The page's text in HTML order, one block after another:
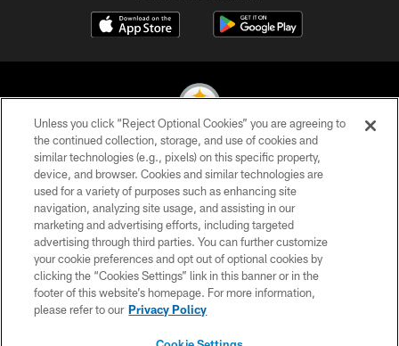
© 2026 Pittsburgh Steelers. All Rights Reserved
PRIVACY POLICY
TERMS OF USE
ACCESSIBILITY
CONTACT US
SITE MAP
Unless you click “Reject Optional Cookies” you are agreeing to
the continued collection, storage, and use of cookies and
similar technologies (e.g., pixels) on this specific property,
device, and browser. Cookies and similar technologies are
used for a variety of purposes such as enhancing site
navigation, analyzing site usage, and assisting in our
marketing and advertising efforts, including targeted
advertising through third parties. You can further customize
your cookie preferences and opt out of optional cookies by
clicking the “Cookies Settings” link in this banner or in the
footer of this website’s homepage. For more information,
please refer to our Privacy Policy